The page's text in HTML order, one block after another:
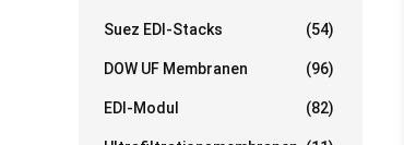
Suez EDI-Stacks (54)
DOW UF Membranen (96)
EDI-Modul (82)